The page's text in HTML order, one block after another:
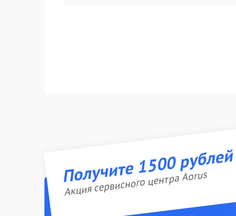
Получите 1500
Акция сервисного центра Aorus